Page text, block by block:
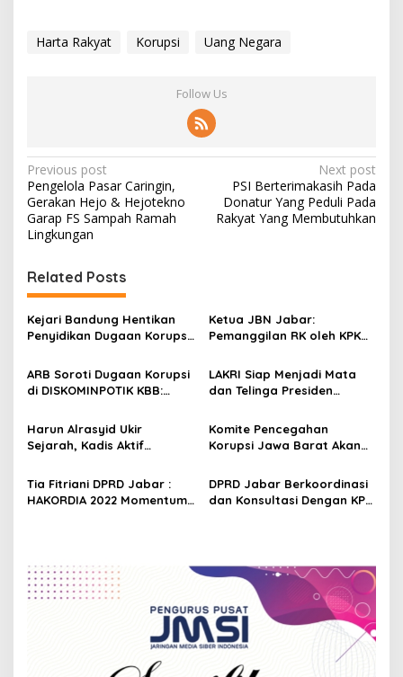
Harta Rakyat Korupsi Uang Negara
Follow Us
P
o
s
t
n
a
v
i
g
a
t
i
o
n
Previous post
Pengelola Pasar Caringin,
Gerakan Hejo & Hejotekno
Garap FS Sampah Ramah
Lingkungan
Next post
PSI Berterimakasih Pada
Donatur Yang Peduli Pada
Rakyat Yang Membutuhkan
Related Posts
Kejari Bandung Hentikan
Penyidikan Dugaan Korupsi
Wewenang di Pemkot
Bandung
Ketua JBN Jabar:
Pemanggilan RK oleh KPK
Korupsi Bisa Sudah
Dihilangkan
ARB Soroti Dugaan Korupsi
di DISKOMINPOTIK KBB:
Untuk Biayai Kampanye
Paslon Pilkada
LAKRI Siap Menjadi Mata
dan Telinga Presiden
Korupsi
Harun Alrasyid Ukir
Sejarah, Kadis Aktif
Korupsi di Sukabumi
Komite Pencegahan
Korupsi Jawa Barat Akan
Pemilu 2024
Tia Fitriani DPRD Jabar :
HAKORDIA 2022 Momentum
DPRD Jabar Berkoordinasi
dan Konsultasi Dengan KPK